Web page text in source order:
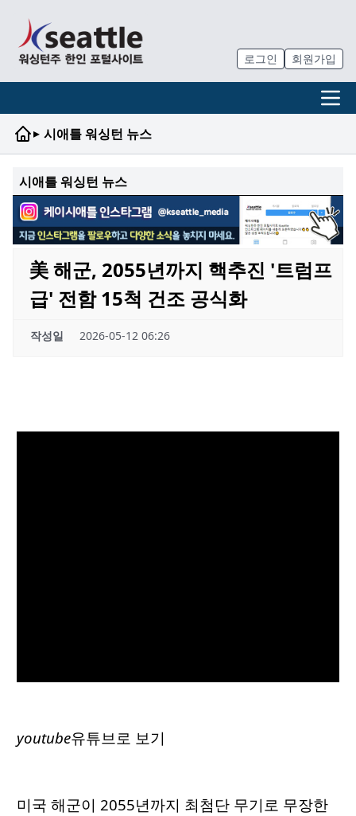
로그인 회원가입
▸ 시애틀 워싱턴 뉴스
시애틀 워싱턴 뉴스
美 해군, 2055년까지 핵추진 '트럼프
급' 전함 15척 건조 공식화
작성일 2026-05-12 06:26
youtube유튜브로 보기
미국 해군이 2055년까지 최첨단 무기로 무장한